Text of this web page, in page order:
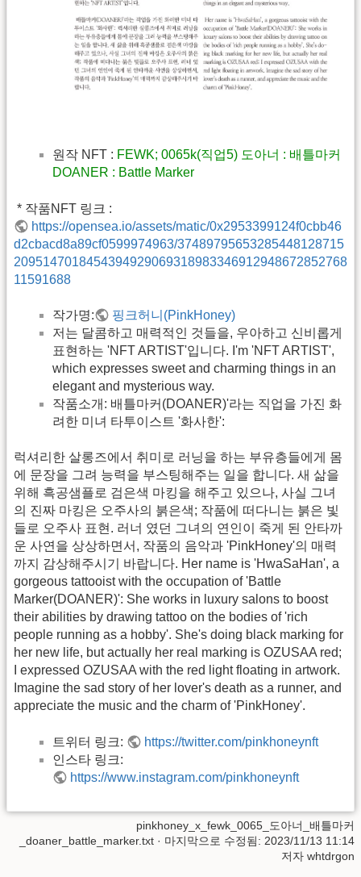
원작 NFT : FEWK; 0065k(직업5) 도아너 : 배틀마커
DOANER : Battle Marker
 * 작품NFT 링크 :
https://opensea.io/assets/matic/0x2953399124f0cbb46
d2cbacd8a89cf0599974963/37489795653285448128715
2095147018454394929069318983346912948672852768
11591688
작가명:
핑크허니(PinkHoney)
저는 달콤하고 매력적인 것들을, 우아하고 신비롭게
표현하는 'NFT ARTIST'입니다. I'm 'NFT ARTIST',
which expresses sweet and charming things in an
elegant and mysterious way.
작품소개: 배틀마커(DOANER)'라는 직업을 가진 화
려한 미녀 타투이스트 '화사한':
럭셔리한 살롱즈에서 취미로 러닝을 하는 부유층들에게 몸
에 문장을 그려 능력을 부스팅해주는 일을 합니다. 새 삶을
위해 흑공샘플로 검은색 마킹을 해주고 있으나, 사실 그녀
의 진짜 마킹은 오주사의 붉은색; 작품에 떠다니는 붉은 빛
들로 오주사 표현. 러너 였던 그녀의 연인이 죽게 된 안타까
운 사연을 상상하면서, 작품의 음악과 'PinkHoney'의 매력
까지 감상해주시기 바랍니다. Her name is 'HwaSaHan', a
gorgeous tattooist with the occupation of 'Battle
Marker(DOANER)': She works in luxury salons to boost
their abilities by drawing tattoo on the bodies of 'rich
people running as a hobby'. She's doing black marking for
her new life, but actually her real marking is OZUSAA red;
I expressed OZUSAA with the red light floating in artwork.
Imagine the sad story of her lover's death as a runner, and
appreciate the music and the charm of 'PinkHoney'.
트위터 링크:
https://twitter.com/pinkhoneynft
인스타 링크:
https://www.instagram.com/pinkhoneynft
pinkhoney_x_fewk_0065_도아너_배틀마커
_doaner_battle_marker.txt · 마지막으로 수정됨: 2023/11/13 11:14
저자 whtdrgon